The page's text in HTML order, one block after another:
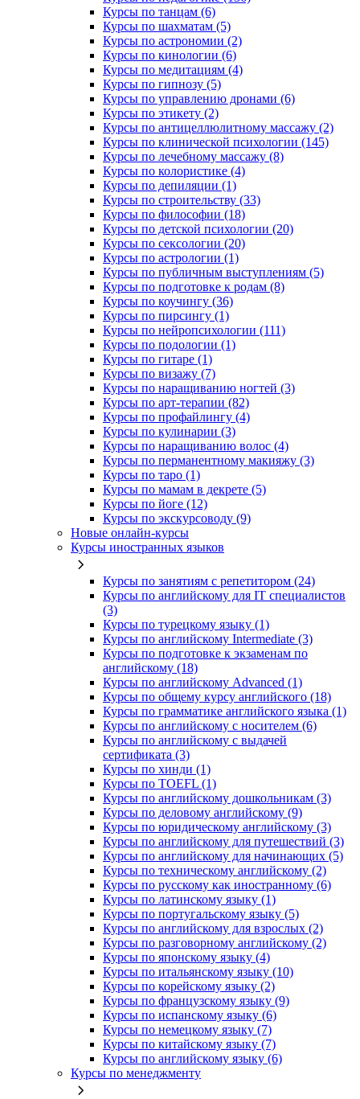
Курсы по танцам (6)
Курсы по шахматам (5)
Курсы по астрономии (2)
Курсы по кинологии (6)
Курсы по медитациям (4)
Курсы по гипнозу (5)
Курсы по управлению дронами (6)
Курсы по этикету (2)
Курсы по антицеллюлитному массажу (2)
Курсы по клинической психологии (145)
Курсы по лечебному массажу (8)
Курсы по колористике (4)
Курсы по депиляции (1)
Курсы по строительству (33)
Курсы по философии (18)
Курсы по детской психологии (20)
Курсы по сексологии (20)
Курсы по астрологии (1)
Курсы по публичным выступлениям (5)
Курсы по подготовке к родам (8)
Курсы по коучингу (36)
Курсы по пирсингу (1)
Курсы по нейропсихологии (111)
Курсы по подологии (1)
Курсы по гитаре (1)
Курсы по визажу (7)
Курсы по наращиванию ногтей (3)
Курсы по арт-терапии (82)
Курсы по профайлингу (4)
Курсы по кулинарии (3)
Курсы по наращиванию волос (4)
Курсы по перманентному макияжу (3)
Курсы по таро (1)
Курсы по мамам в декрете (5)
Курсы по йоге (12)
Курсы по экскурсоводу (9)
Новые онлайн‑курсы
Курсы иностранных языков
Курсы по занятиям с репетитором (24)
Курсы по английскому для IT специалистов
(3)
Курсы по турецкому языку (1)
Курсы по английскому Intermediate (3)
Курсы по подготовке к экзаменам по
английскому (18)
Курсы по английскому Advanced (1)
Курсы по общему курсу английского (18)
Курсы по грамматике английского языка (1)
Курсы по английскому с носителем (6)
Курсы по английскому с выдачей
сертификата (3)
Курсы по хинди (1)
Курсы по TOEFL (1)
Курсы по английскому дошкольникам (3)
Курсы по деловому английскому (9)
Курсы по юридическому английскому (3)
Курсы по английскому для путешествий (3)
Курсы по английскому для начинающих (5)
Курсы по техническому английскому (2)
Курсы по русскому как иностранному (6)
Курсы по латинскому языку (1)
Курсы по португальскому языку (5)
Курсы по английскому для взрослых (2)
Курсы по разговорному английскому (2)
Курсы по японскому языку (4)
Курсы по итальянскому языку (10)
Курсы по корейскому языку (2)
Курсы по французскому языку (9)
Курсы по испанскому языку (6)
Курсы по немецкому языку (7)
Курсы по китайскому языку (7)
Курсы по английскому языку (6)
Курсы по менеджменту